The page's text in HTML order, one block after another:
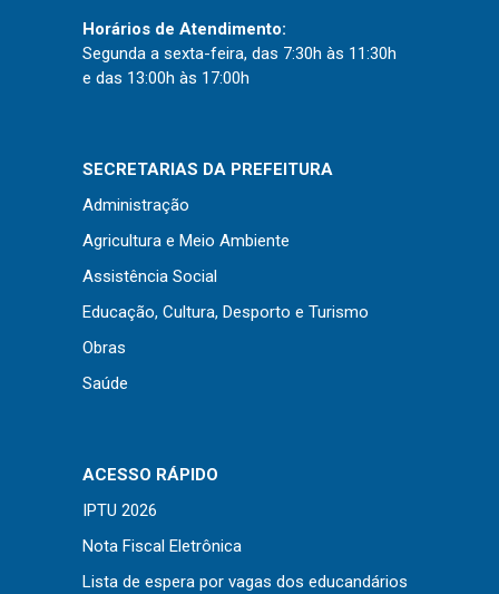
Concursos
Instruções Normativas
Leis, Decretos e Portarias
Transparência
Portal da Transparência
Horários de Atendimento:
Segunda a sexta-feira, das 7:30h às 11:30h
e das 13:00h às 17:00h
SECRETARIAS DA PREFEITURA
Administração
Agricultura e Meio Ambiente
Assistência Social
Educação, Cultura, Desporto e Turismo
Obras
Saúde
ACESSO RÁPIDO
IPTU 2026
Nota Fiscal Eletrônica
Lista de espera por vagas dos educandários